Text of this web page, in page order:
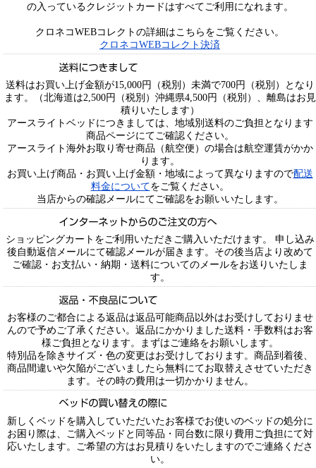
の入っているクレジットカードはすべてご利用になれます。
クロネコWEBコレクトの詳細はこちらをご覧ください。
クロネコWEBコレクト決済
送料はお買い上げ金額が15,000円（税別）未満で700円（税別）となり
ます。（北海道は2,500円（税別）沖縄県4,500円（税別）、離島はお見
積りいたします）
アースライトベッドにつきましては、地域別送料のご負担となります
商品ページにてご確認ください。
アースライト海外お取り寄せ商品（航空便）の場合は航空運賃がかか
ります。
お買い上げ商品・お買い上げ金額・地域によって異なりますので配送
料金についてをご覧ください。
当店からの確認メールにてご確認をお願いいたします。
ショッピングカートをご利用いただきご購入いただけます。 申し込み
後自動返信メールにて確認メールが届きます。その後当店より改めて
ご確認・お支払い・納期・送料についてのメールをお送りいたしま
す。
お客様のご都合による返品は返品可能商品以外はお受けしておりませ
んので予めご了承ください。返品にかかりました送料・手数料はお客
様ご負担となります。まずはご連絡をお願いします。
特別品を除きサイズ・色の変更はお受けしております。商品到着後、
商品間違いや欠陥がございましたら無料にてお取替えさせていただき
ます。その時の費用は一切かかりません。
新しくベッドを購入していただいたお客様でお使いのベッドの処分に
お困り際は、ご購入ベッドと同等品・同台数に限り費用ご負担にて対
応いたします。ご希望の方はお見積りをいたしますのでご連絡くださ
い。